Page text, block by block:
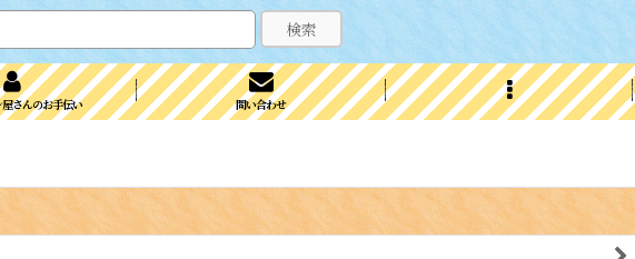
検索
さんのお手伝い 問い合わせ